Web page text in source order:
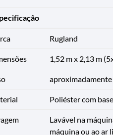
Rugland
1,52 m x 2,13 m
aproximadamente
Poliéster com
Lavável na
máquina ou ao ar